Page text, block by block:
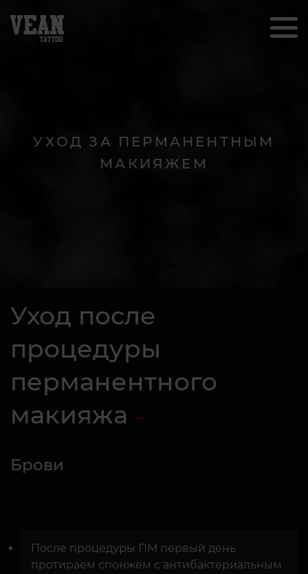
УХОД ЗА ПЕРМАНЕНТНЫМ
МАКИЯЖЕМ
Уход после
процедуры
перманентного
макияжа
Брови
После процедуры ПМ первый день
протираем спонжем с антибактериальным